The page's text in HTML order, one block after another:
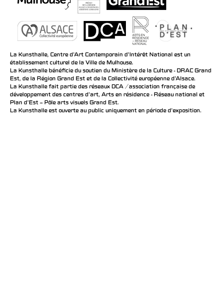
La Kunsthalle, Centre d’Art Contemporain d’Intérêt National est un
établissement culturel de la Ville de Mulhouse.
La Kunsthalle bénéficie du soutien du Ministère de la Culture - DRAC Grand
Est, de la Région Grand Est et de la Collectivité européenne d’Alsace.
La Kunsthalle fait partie des réseaux DCA / association française de
développement des centres d'art, Arts en résidence - Réseau national et
Plan d’Est – Pôle arts visuels Grand Est.
La Kunsthalle est ouverte au public uniquement en période d'exposition.